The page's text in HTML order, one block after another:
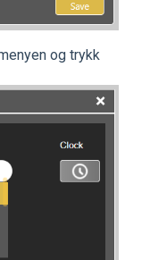
og trykk